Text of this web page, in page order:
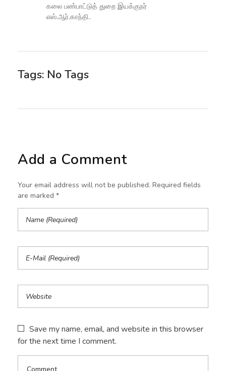
கலை பண்பாட்டுத் துறை இயக்குநர்
எஸ்.ஆர்.காந்தி..
Tags: No Tags
Add a Comment
Your email address will not be published. Required fields
are marked *
Save my name, email, and website in this browser
for the next time I comment.